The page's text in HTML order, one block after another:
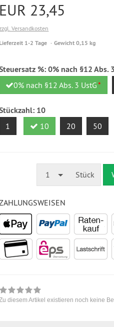
EUR 23,45
Versandkosten
1-2 Tage Gewicht 0,15 kg
%:0% nach §12 Abs.
0% nach §12 Abs. 3 UstG*
10
1 10 20 50
1 Stück
diesem Artikel existieren noch keine